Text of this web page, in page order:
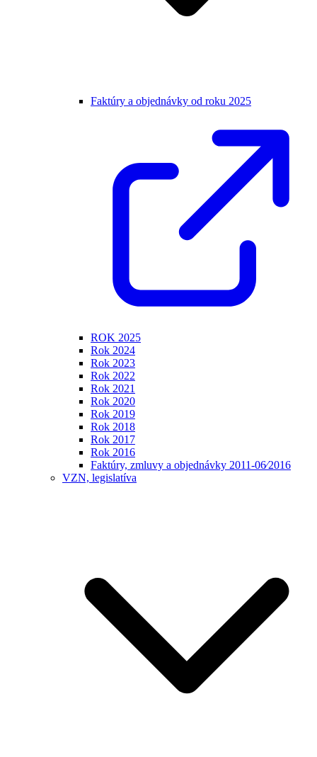
Faktúry a objednávky od roku 2025
ROK 2025
Rok 2024
Rok 2023
Rok 2022
Rok 2021
Rok 2020
Rok 2019
Rok 2018
Rok 2017
Rok 2016
Faktúry, zmluvy a objednávky 2011-06⁄2016
VZN, legislatíva